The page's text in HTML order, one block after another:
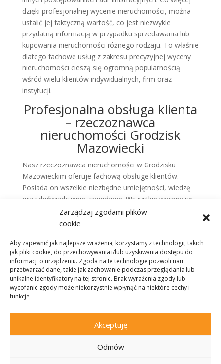
Zarządzaj zgodami plików
cookie
Aby zapewnić jak najlepsze wrażenia, korzystamy z technologii, takich
jak pliki cookie, do przechowywania i/lub uzyskiwania dostępu do
informacji o urządzeniu. Zgoda na te technologie pozwoli nam
przetwarzać dane, takie jak zachowanie podczas przeglądania lub
unikalne identyfikatory na tej stronie. Brak wyrażenia zgody lub
wycofanie zgody może niekorzystnie wpłynąć na niektóre cechy i
funkcje.
Akceptuję
Odmów
dzięki profesjonalnej wycenie nieruchomości, można
ustalić jej faktyczną wartość, co jest niezwykle
przydatną informacją w przypadku sprzedawania lub
kupowania nieruchomości różnego rodzaju. To właśnie
dlatego fachowe usług z zakresu precyzyjnej wyceny
nieruchomości cieszą się ogromną popularnością
wśród wielu klientów indywidualnych, firm oraz
instytucji.
Profesjonalna obsługa klienta
– rzeczoznawca
nieruchomości Grodzisk
Mazowiecki
Nasz rzeczoznawca nieruchomości w Grodzisku
Mazowieckim oferuje fachową obsługę klientów.
Posiada on wszelkie niezbędne umiejętności, wiedzę
oraz doświadczenie zawodowe. Wszystkie wyceny są
potwierdzone odpowiednimi dokumentami, które
można przedstawiać w sądach, urzędach, itp. Nasi
przeprowadzanych działań. Przekłada się to na
profesjonalną obsługę i pełnie zadowolenie klientów.